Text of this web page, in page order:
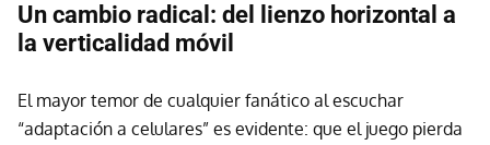
Un cambio radical: del lienzo horizontal a
la verticalidad móvil
El mayor temor de cualquier fanático al escuchar
“adaptación a celulares” es evidente: que el juego pierda